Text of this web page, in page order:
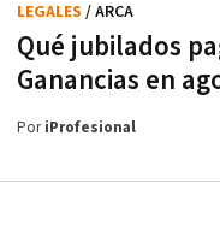
Qué jubilados
Ganancias en
LEGALES / ARCA
PoriProfesional